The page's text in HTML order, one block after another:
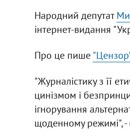
Народний депутат
інтернет-видання
Про це пише
"Журналістику з її
цинізмом і
ігнорування
щоденному режимі", -